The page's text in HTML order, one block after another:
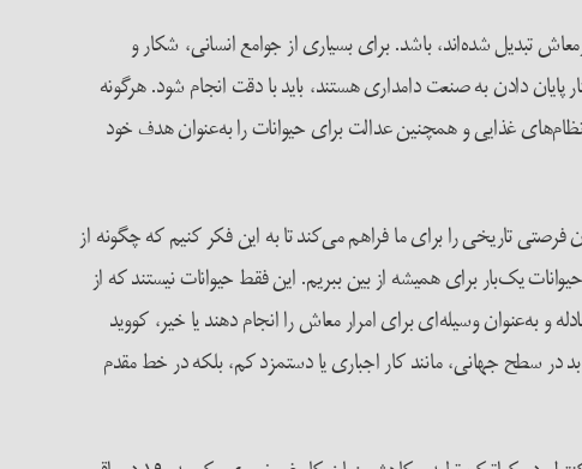
تبدیل شده‌اند، باشد. برای بسیاری از جوامع انسانی، شکار و
دادن به صنعت دامداری هستند، باید با دقت انجام شود. هر‌گونه
غذایی و همچنین عدالت برای حیوانات را به‌عنوان هدف خود
فرصتی تاریخی را برای ما فراهم می‌کند تا به این فکر کنیم که چگونه از
یک‌بار برای همیشه از بین ببریم. این فقط حیوانات نیستند که از
و به‌عنوان وسیله‌ای برای امرار معاش را انجام دهند یا خیر، کووید
در سطح جهانی، مانند کار اجباری یا دستمزد کم، بلکه در خط مقدم